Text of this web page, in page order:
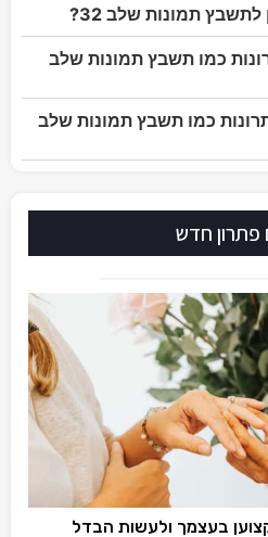
תמונות שלב 32?
כמו תשבץ תמונות שלב
כמו תשבץ תמונות שלב
חדש
בעצמך ולעשות הבדל